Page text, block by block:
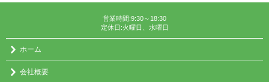
営業時間:9:30～18:30
定休日:火曜日、水曜日
ホーム
会社概要